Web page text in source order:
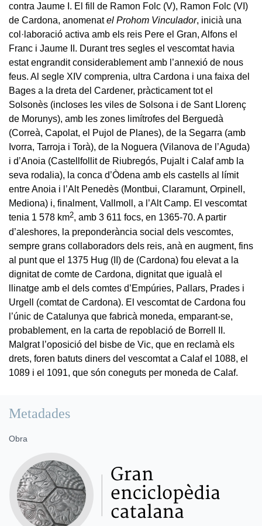
contra Jaume I. El fill de Ramon Folc (V), Ramon Folc (VI)
de Cardona, anomenatel Prohom Vinculador, inicià una
col·laboració activa amb els reis Pere el Gran, Alfons el
Franc i Jaume II. Durant tres segles el vescomtat havia
estat engrandit considerablement amb l’annexió de nous
feus. Al segle XIV comprenia, ultra Cardona i una faixa del
Bages a la dreta del Cardener, pràcticament tot el
Solsonès (incloses les viles de Solsona i de Sant Llorenç
de Morunys), amb les zones limítrofes del Berguedà
(Correà, Capolat, el Pujol de Planes), de la Segarra (amb
Ivorra, Tarroja i Torà), de la Noguera (Vilanova de l’Aguda)
i d’Anoia (Castellfollit de Riubregós, Pujalt i Calaf amb la
seva rodalia), la conca d’Òdena amb els castells al límit
entre Anoia i l’Alt Penedès (Montbui, Claramunt, Orpinell,
Mediona) i, finalment, Vallmoll, a l’Alt Camp. El vescomtat
tenia 1 578 km2, amb 3 611 focs, en 1365-70. A partir
d’aleshores, la preponderància social dels vescomtes,
sempre grans collaboradors dels reis, anà en augment, fins
al punt que el 1375 Hug (II) de (Cardona) fou elevat a la
dignitat de comte de Cardona, dignitat que igualà el
llinatge amb el dels comtes d’Empúries, Pallars, Prades i
Urgell (comtat de Cardona). El vescomtat de Cardona fou
l’únic de Catalunya que fabricà moneda, emparant-se,
probablement, en la carta de repoblació de Borrell II.
Malgrat l’oposició del bisbe de Vic, que en reclamà els
drets, foren batuts diners del vescomtat a Calaf el 1088, el
1089 i el 1091, que són coneguts per moneda de Calaf.
Metadades
Obra